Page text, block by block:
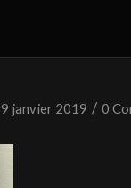
9 janvier 2019 / 0